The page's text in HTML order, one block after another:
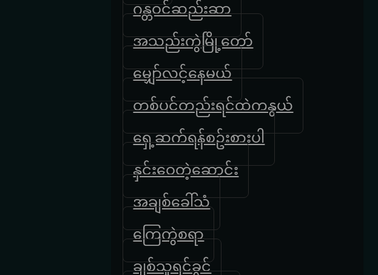
ဂန္တဝင်ဆည်းဆာ
အသည်းကွဲမြို့တော်
မျှော်လင့်နေမယ်
တစ်ပင်တည်းရင်ထဲကနွယ်
ရှေ့ဆက်ရန်စဥ်းစားပါ
နှင်းဝေတဲ့ဆောင်း
အချစ်ခေါ်သံ
ကြေကွဲစရာ
ချစ်သူရင်ခွင်